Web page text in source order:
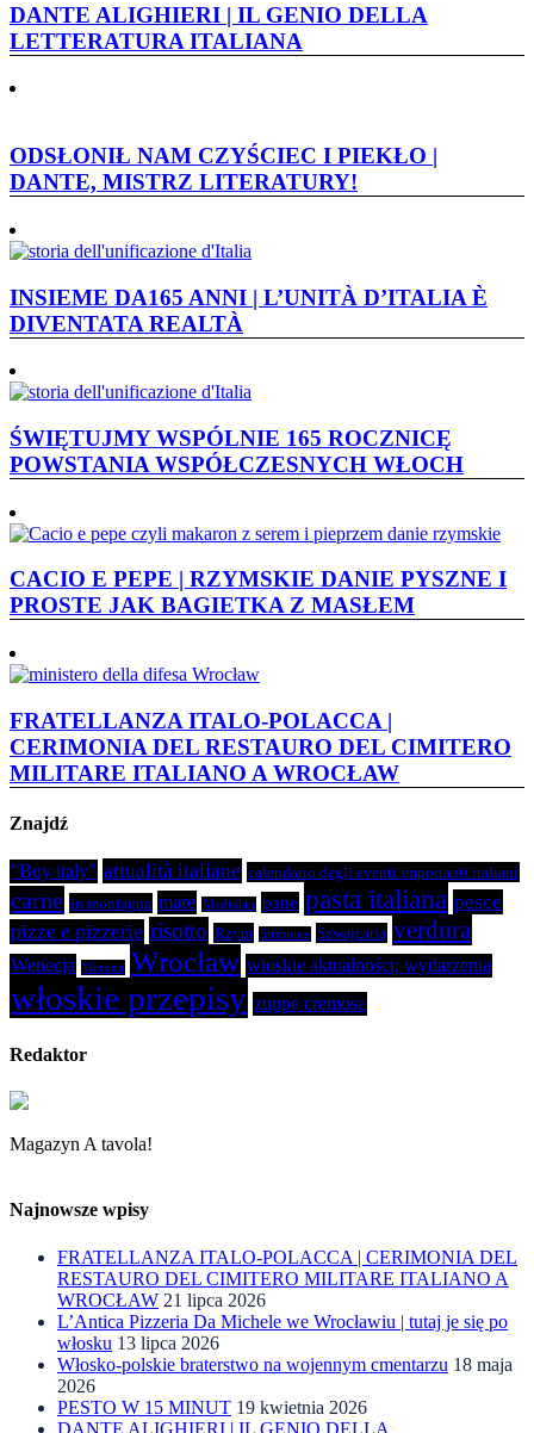
DANTE ALIGHIERI | IL GENIO DELLA
LETTERATURA ITALIANA
ODSŁONIŁ NAM CZYŚCIEC I PIEKŁO |
DANTE, MISTRZ LITERATURY!
INSIEME DA165 ANNI | L’UNITÀ D’ITALIA È
DIVENTATA REALTÀ
ŚWIĘTUJMY WSPÓLNIE 165 ROCZNICĘ
POWSTANIA WSPÓŁCZESNYCH WŁOCH
CACIO E PEPE | RZYMSKIE DANIE PYSZNE I
PROSTE JAK BAGIETKA Z MASŁEM
FRATELLANZA ITALO-POLACCA |
CERIMONIA DEL RESTAURO DEL CIMITERO
MILITARE ITALIANO A WROCŁAW
Znajdź
"Buy italy" attualità italiane calendario degli eventi importanti italiani
carne in montagna mare Mediolan pane pasta italiana pesce
pizze e pizzerie risotto Rzym Sirmione Szwajcaria verdura
Wenecja Werona Wrocław włoskie aktualności; wydarzenia
włoskie przepisy zuppe cremose
Redaktor
Magazyn A tavola!
Najnowsze wpisy
FRATELLANZA ITALO-POLACCA | CERIMONIA DEL
RESTAURO DEL CIMITERO MILITARE ITALIANO A
WROCŁAW 21 lipca 2026
L’Antica Pizzeria Da Michele we Wrocławiu | tutaj je się po
włosku 13 lipca 2026
Włosko-polskie braterstwo na wojennym cmentarzu 18 maja
2026
PESTO W 15 MINUT 19 kwietnia 2026
DANTE ALIGHIERI | IL GENIO DELLA